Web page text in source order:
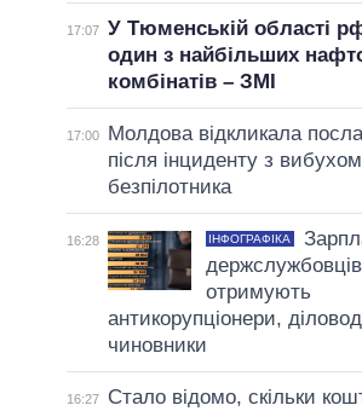
17:07 У Тюменській області
один з найбільших
комбінатів – ЗМІ
17:00
Молдова відкликала посла
після інциденту з
безпілотника
16:28 ІНФОГРАФІКА
отримують
антикорупціонери,
чиновники
16:27
Стало відомо, скільки